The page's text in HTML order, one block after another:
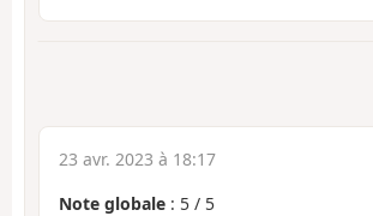
23 avr. 2023 à 18:17
Note globale : 5 / 5